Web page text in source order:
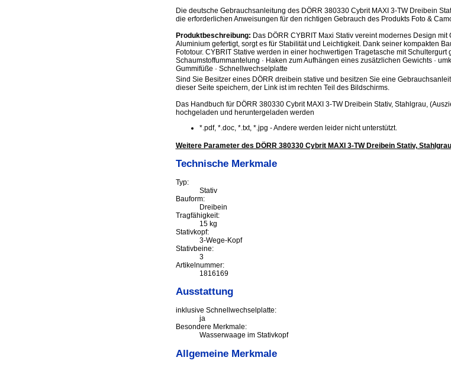
Die deutsche Gebrauchsanleitung des DÖRR 380330 Cybrit MAXI 3-TW Dreibein
die erforderlichen Anweisungen für den richtigen Gebrauch des Produkts Foto &
Produktbeschreibung: Das DÖRR CYBRIT Maxi Stativ vereint modernes Design
Aluminium gefertigt, sorgt es für Stabilität und Leichtigkeit. Dank seiner kompakten
Fototour. CYBRIT Stative werden in einer hochwertigen Tragetasche mit
Schaumstoffummantelung · Haken zum Aufhängen eines zusätzlichen Gewichts ·
Gummifüße · Schnellwechselplatte
Sind Sie Besitzer eines DÖRR dreibein stative und besitzen Sie eine
dieser Seite speichern, der Link ist im rechten Teil des Bildschirms.
Das Handbuch für DÖRR 380330 Cybrit MAXI 3-TW Dreibein Stativ, Stahlgrau,
hochgeladen und heruntergeladen werden
*.pdf, *.doc, *.txt, *.jpg - Andere werden leider nicht unterstützt.
Weitere Parameter des DÖRR 380330 Cybrit MAXI 3-TW Dreibein Stativ,
Technische Merkmale
Typ:
Stativ
Bauform:
Dreibein
Tragfähigkeit:
15 kg
Stativkopf:
3-Wege-Kopf
Stativbeine:
3
Artikelnummer:
1816169
Ausstattung
inklusive Schnellwechselplatte:
ja
Besondere Merkmale:
Wasserwaage im Stativkopf
Allgemeine Merkmale